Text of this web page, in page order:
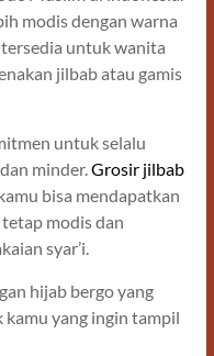
modis dengan warna
untuk wanita
jilbab atau gamis
untuk selalu
minder.Grosir jilbab
bisa mendapatkan
modis dan
syar’i.
hijab bergo yang
kamu yang ingin tampil